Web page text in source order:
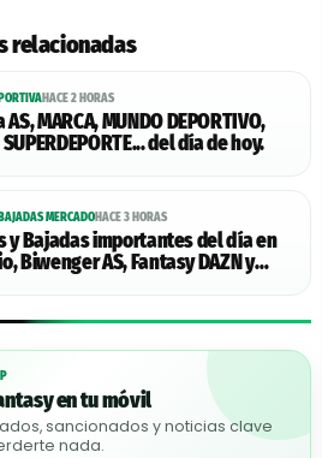
relacionadas
HACE 2 HORAS
MARCA, MUNDO DEPORTIVO,
SUPERDEPORTE... del día de hoy.
MERCADOHACE 3 HORAS
y Bajadas importantes del día en
Biwenger AS, Fantasy DAZN y
en tu móvil
sancionados y noticias clave
nada.